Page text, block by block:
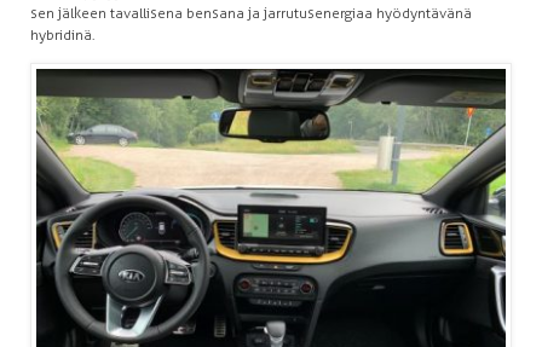
sen jälkeen tavallisena bensana ja jarrutusenergiaa hyödyntävänä
hybridinä.